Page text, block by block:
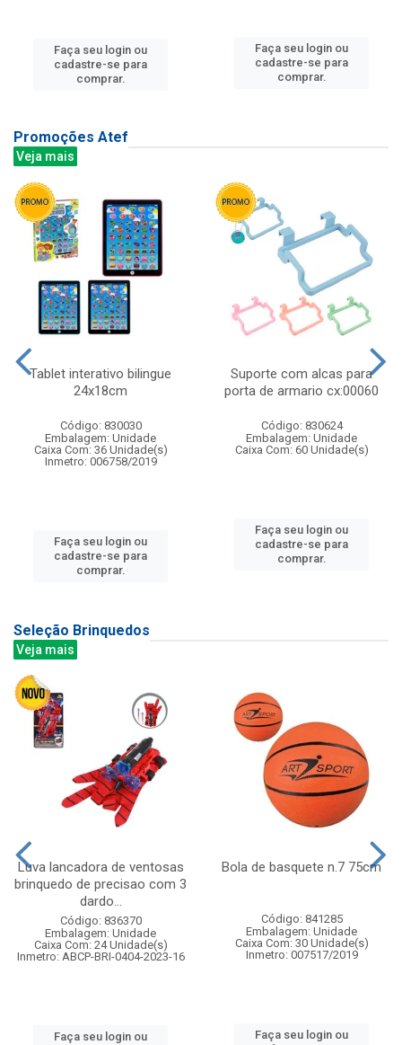
Faça seu login ou
cadastre-se para
comprar.
Faça seu login ou
cadastre-se para
comprar.
Promoções Atef
Veja mais
Tablet interativo bilingue
24x18cm
Código: 830030
Embalagem: Unidade
Caixa Com: 36 Unidade(s)
Inmetro: 006758/2019
Faça seu login ou
cadastre-se para
comprar.
Suporte com alcas para
porta de armario cx:00060
Código: 830624
Embalagem: Unidade
Caixa Com: 60 Unidade(s)
Faça seu login ou
cadastre-se para
comprar.
Seleção Brinquedos
Veja mais
Luva lancadora de ventosas
brinquedo de precisao com 3
dardo...
Código: 836370
Embalagem: Unidade
Caixa Com: 24 Unidade(s)
Inmetro: ABCP-BRI-0404-2023-16
Faça seu login ou
Bola de basquete n.7 75cm
Código: 841285
Embalagem: Unidade
Caixa Com: 30 Unidade(s)
Inmetro: 007517/2019
Faça seu login ou